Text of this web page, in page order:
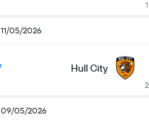
11/05/2026
Hull City
09/05/2026